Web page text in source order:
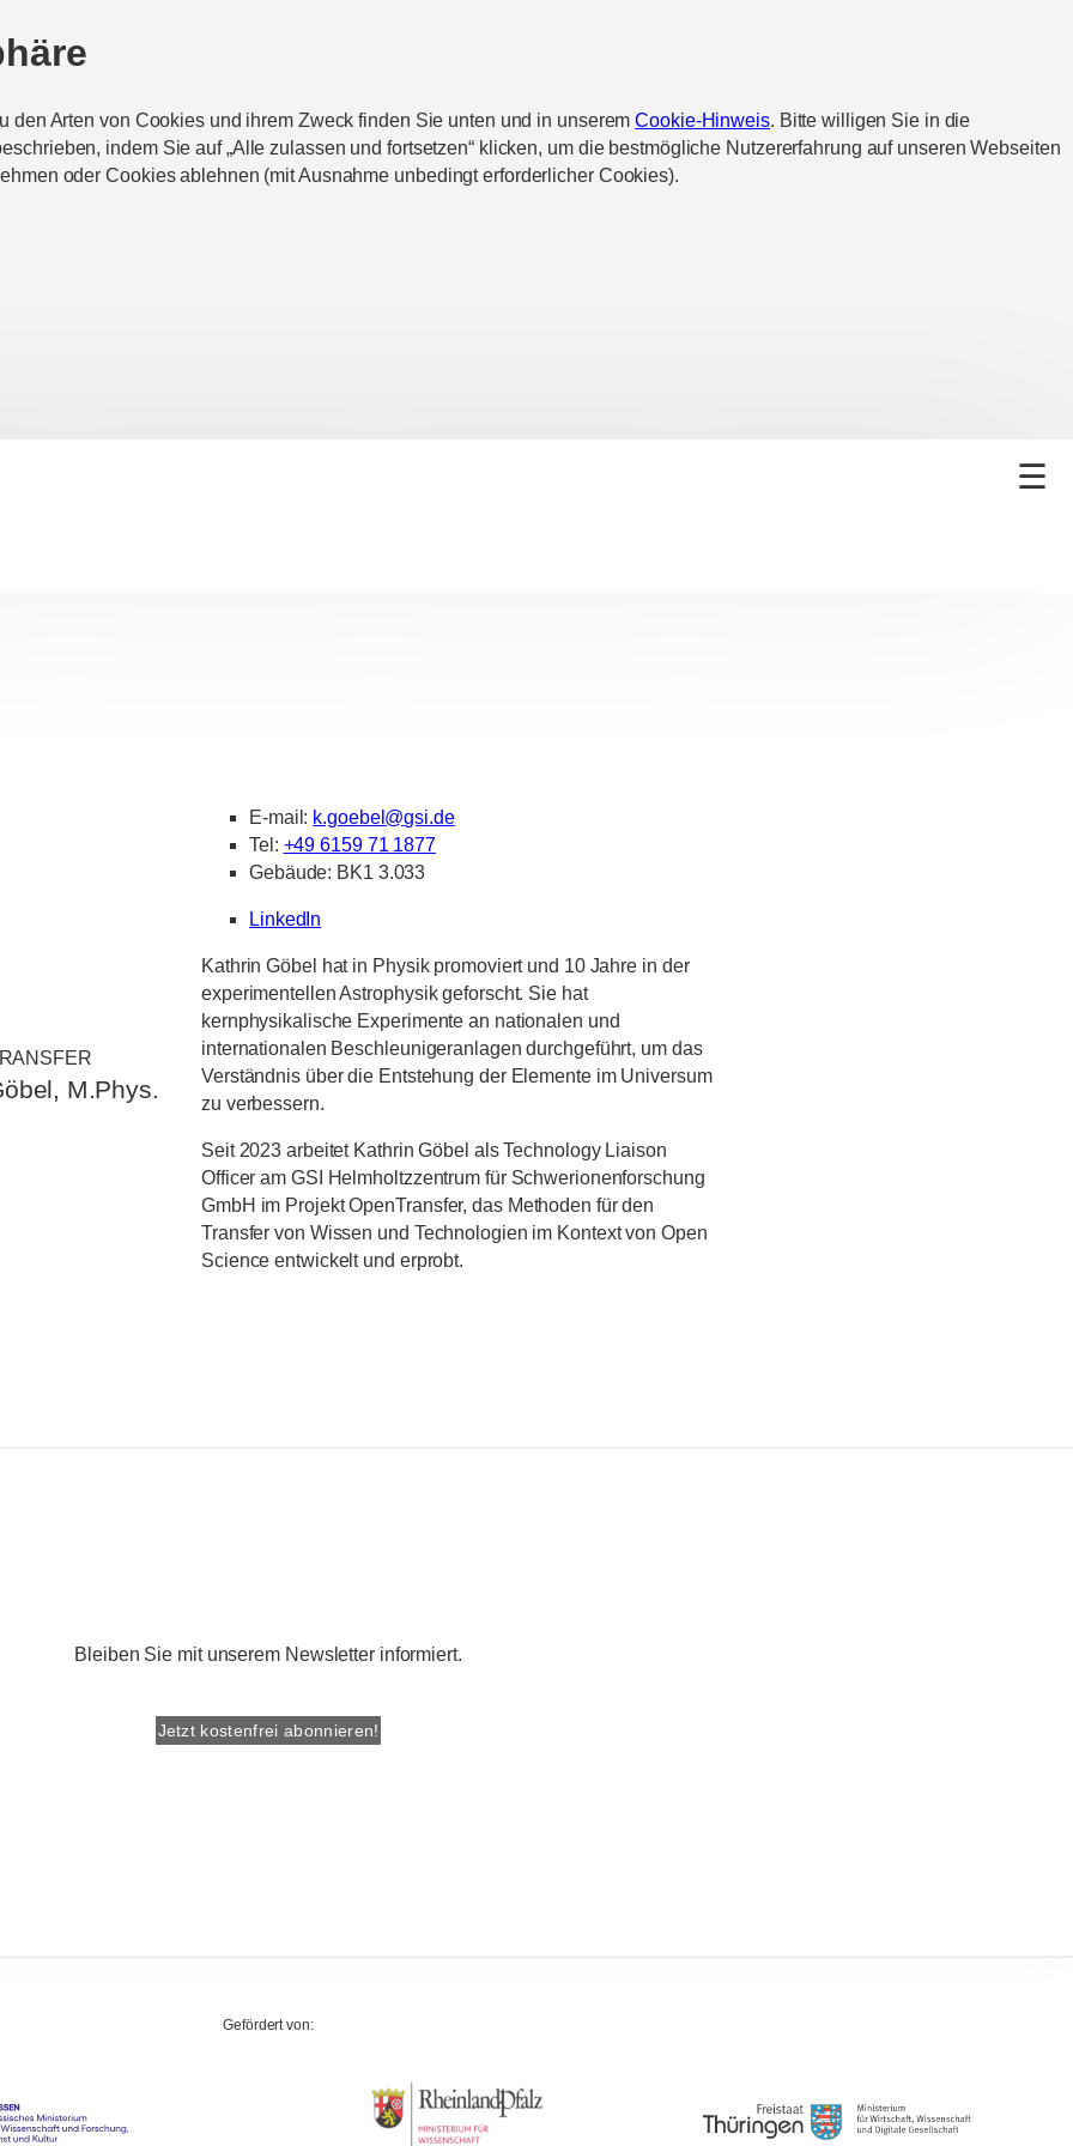
M.Phys.
E-mail: k.goebel @gsi.de
Tel: +49 6159 71 1877
Gebäude: BK1 3.033
LinkedIn
Kathrin Göbel hat in Physik promoviert und 10 Jahre in der
experimentellen Astrophysik geforscht. Sie hat
kernphysikalische Experimente an nationalen und
internationalen Beschleunigeranlagen durchgeführt, um das
Verständnis über die Entstehung der Elemente im Universum
zu verbessern.
Seit 2023 arbeitet Kathrin Göbel als Technology Liaison
Officer am GSI Helmholtzzentrum für Schwerionenforschung
GmbH im Projekt OpenTransfer, das Methoden für den
Transfer von Wissen und Technologien im Kontext von Open
Science entwickelt und erprobt.
Bleiben Sie mit unserem Newsletter informiert.
Jetzt kostenfrei abonnieren!
Gefördert von:
den Arten von Cookies und ihrem Zweck finden Sie unten und in unseremCookie-Hinweis. Bitte willigen Sie in die
indem Sie auf „Alle zulassen und fortsetzen“ klicken, um die bestmögliche Nutzererfahrung auf unseren Webseiten
oder Cookies ablehnen (mit Ausnahme unbedingt erforderlicher Cookies).